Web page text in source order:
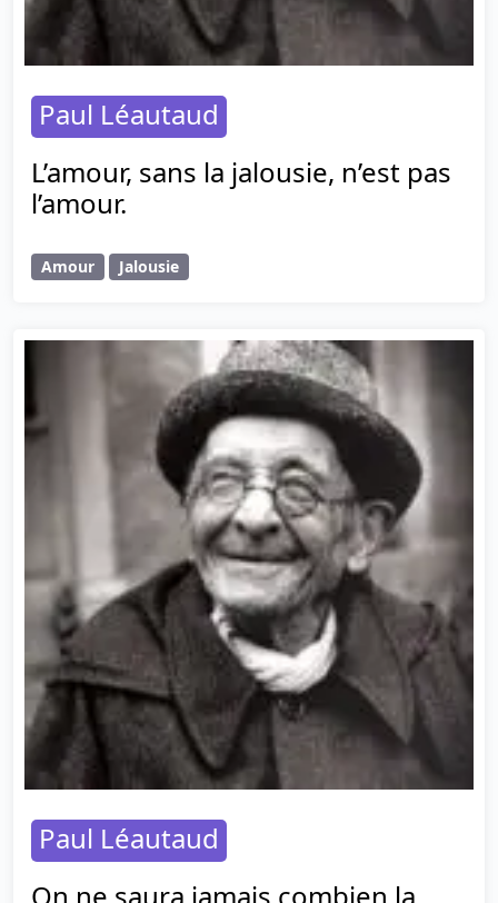
Paul Léautaud
L’amour, sans la jalousie, n’est pas
l’amour.
Amour Jalousie
Paul Léautaud